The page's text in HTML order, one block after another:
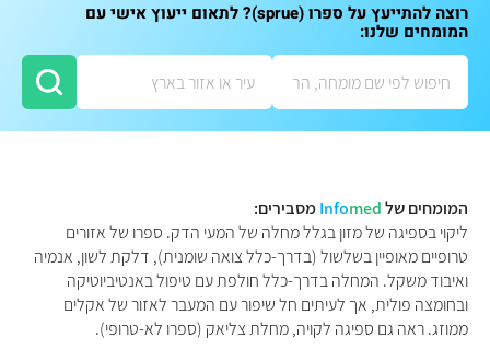
רוצה להתייעץ על ספרו (sprue)? לתאום ייעוץ אישי עם
המומחים שלנו:
המומחים של Infomed
מסבירים:
ליקוי בספיגה של מזון בגלל מחלה של המעי הדק. ספרו של אזורים
טרופיים מאופיין בשלשול (בדרך-כלל צואה שומנית), דלקת לשון, אנמיה
ואיבוד משקל. המחלה בדרך-כלל חולפת עם טיפול באנטיביוטיקה
ובחומצה פולית, אך לעיתים חל שיפור עם המעבר לאזור של אקלים
ממוזג. ראה גם ספיגה לקויה, מחלת צליאק (ספרו לא-טרופי).